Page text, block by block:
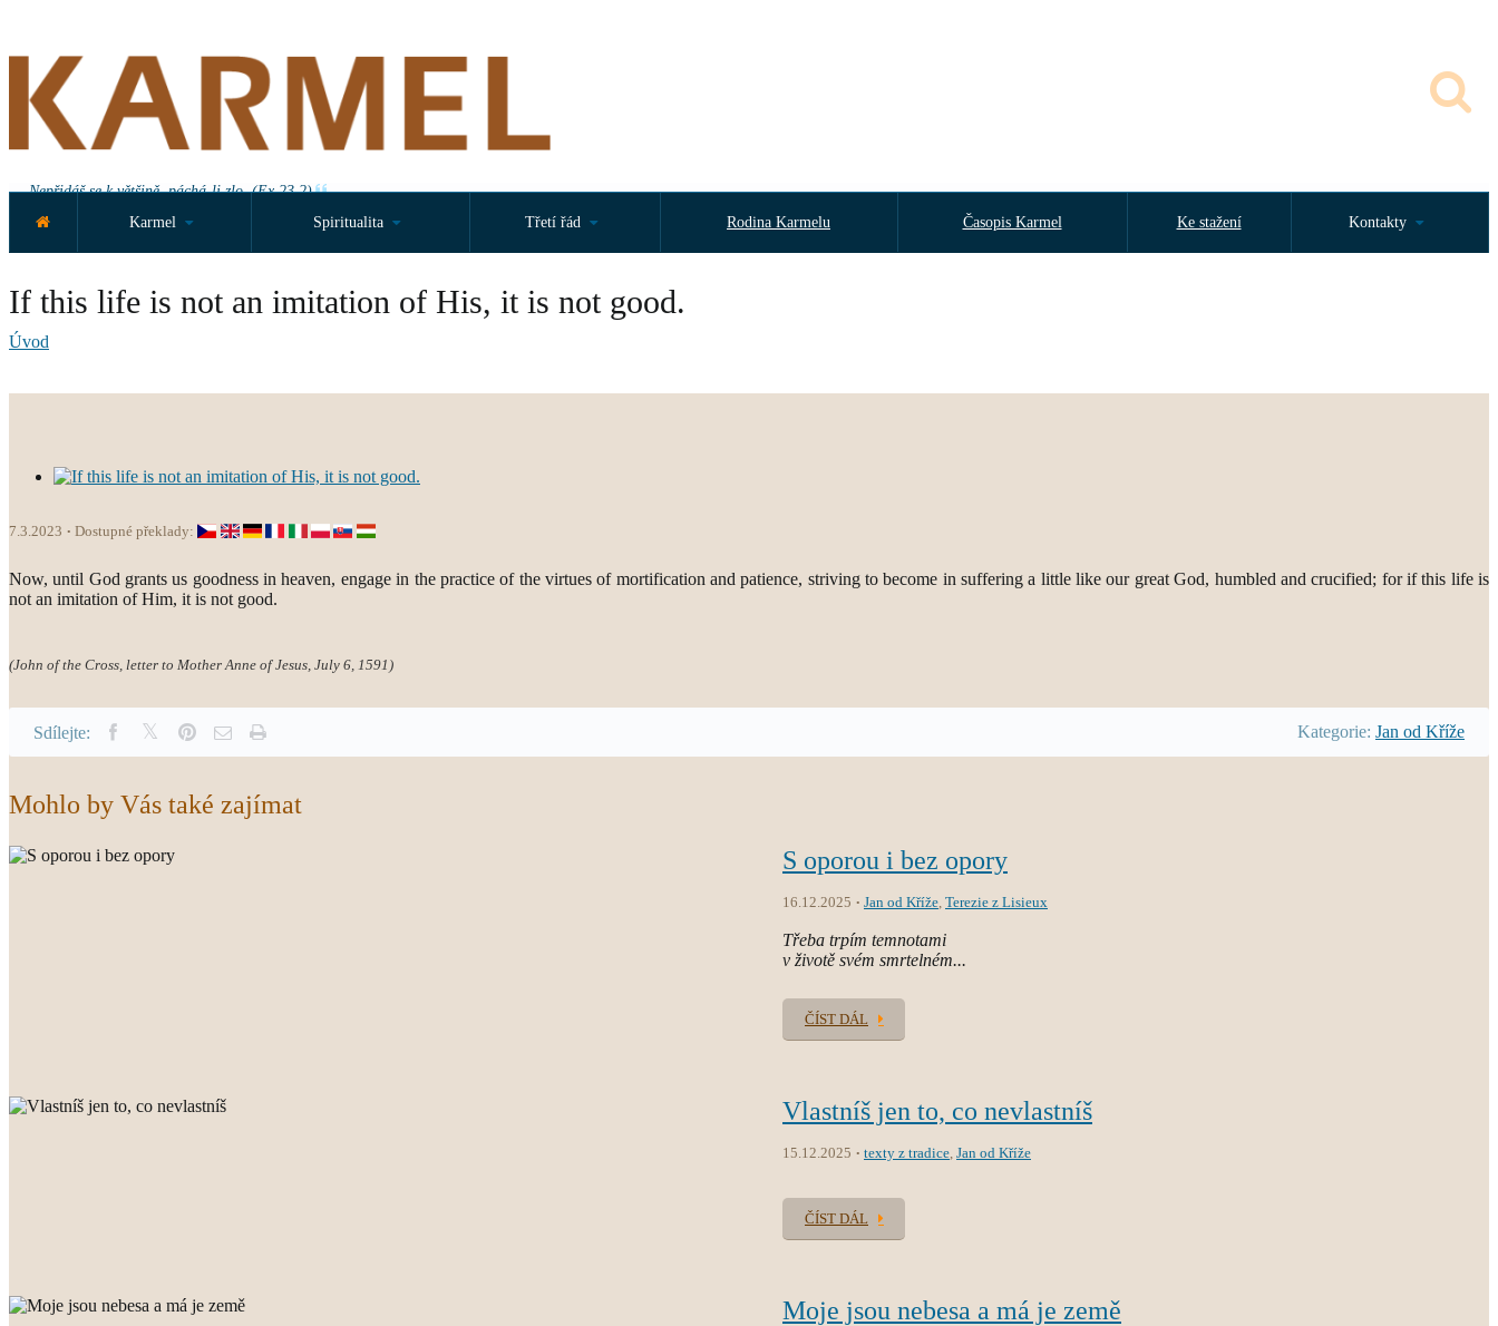
Nepřidáš se k většině, páchá-li zlo. (Ex 23,2)
Karmel
Spiritualita Třetí řád Rodina Karmelu Časopis Karmel Ke stažení Kontakty
If this life is not an imitation of His, it is not good.
Úvod
7.3.2023 Dostupné překlady:
Now, until God grants us goodness in heaven, engage in the practice of the virtues of mortification and patience, striving to become in suffering a little like our great God, humbled and crucified; for if this life is
not an imitation of Him, it is not good.
(John of the Cross, letter to Mother Anne of Jesus, July 6, 1591)
Sdílejte: Kategorie: Jan od Kříže
Mohlo by Vás také zajímat
S oporou i bez opory
16.12.2025 Jan od Kříže, Terezie z Lisieux
Třeba trpím temnotami
v životě svém smrtelném...
ČÍST DÁL
Vlastníš jen to, co nevlastníš
15.12.2025 texty z tradice, Jan od Kříže
ČÍST DÁL
Moje jsou nebesa a má je země